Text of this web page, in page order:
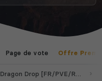
Enshrouded
Page de vote Offre
Dragon Drop [FR/PVE/RPG] GTX